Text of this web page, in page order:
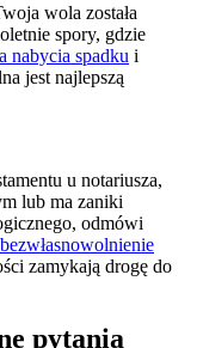
wola została
spory, gdzie
nabycia spadku i
jest najlepszą
u notariusza,
lub ma zaniki
odmówi
zamykają drogę do
pytania